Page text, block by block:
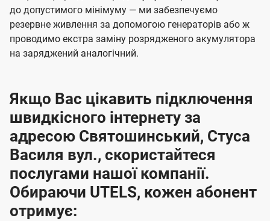
до допустимого мінімуму — ми забезпечуємо
резервне живлення за допомогою генераторів або ж
проводимо екстра заміну розрядженого акумулятора
на заряджений аналогічний.
Якщо Вас цікавить підключення
швидкісного інтернету за
адресою Святошинський, Стуса
Василя вул., скористайтеся
послугами нашої компанії.
Обираючи UTELS, кожен абонент
отримує: